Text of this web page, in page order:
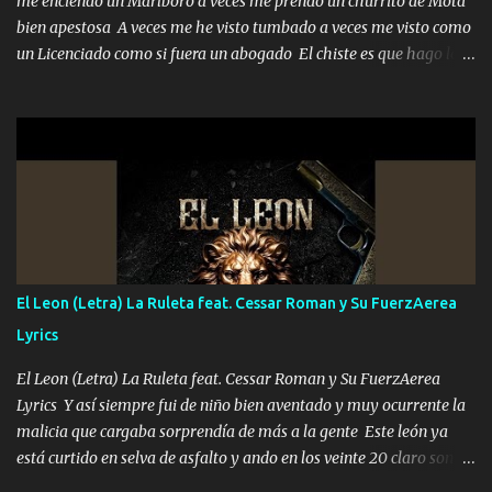
bien apestosa A veces me he visto tumbado a veces me visto como
un Licenciado como si fuera un abogado El chiste es que hago lo
corriente no quieren verte subir de level trucha mis plebes Música
A veces me pongo un sombrero a veces me ven la cachucha de lado
con la mirada siempre en alto A veces me fajó una super o a veces
me fajó una Glock siempre armado todas las generaciones yo
traigo El chiste es que hago lo que quiero pues así soy me mandó
yo tengo el control a todos yo les paro el dedo soy hocicon un
malcriado un malandrón Que Les importa no saben nada falsas
las risas las que me miran hay gente corriente no quieren ve...
El Leon (Letra) La Ruleta feat. Cessar Roman y Su FuerzAerea
Lyrics
El Leon (Letra) La Ruleta feat. Cessar Roman y Su FuerzAerea
Lyrics Y así siempre fui de niño bien aventado y muy ocurrente la
malicia que cargaba sorprendía de más a la gente Este león ya
está curtido en selva de asfalto y ando en los veinte 20 claro son